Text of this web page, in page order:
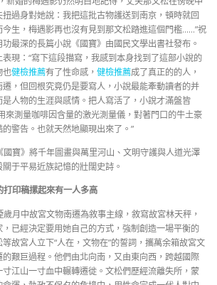
過身對她說：我把這批古物護送到南京，頓時就回
生，梅遇影再也沒有見到那文松踏進這個門檻……”祝
功最深的長篇小說《國寶》由國民文學出書社發布。
現：“寫下這段描寫，我感到本身找到了這部小說的
也健檢推薦有了性命感， 健檢推薦成了真正的的人，
，但回根究竟仍是要寫人，小說最能牽動讀者的并
是人物的生涯與感情。把人寫活了，小說才滿盤皆
來測量咖啡因含量的激光測量儀，對著門口的牛土豪
的警告。也就天然地顯現出來了。”
寶》將千年圖畫與萬里河山、文明守護與人道光澤
于平易近族記憶的壯闊史詩。
印稿摞起來有一人多高
歲月中故宮文物南遷為敘事主線，敘寫故宮林天秤，
已經決定要用她自己的方式，強制創造一場平衡的
故宮人立下“人在，文物在”的誓詞，攜萬余箱故宮文
艱巨過程。他們由北向南，又由東向西，跨越國際
江山一寸血中輾轉遷徙。文松們歷經流離失所，蒙